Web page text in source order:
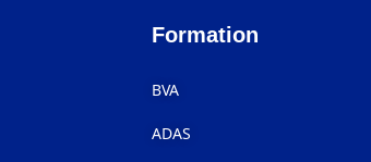
Formation
BVA
ADAS